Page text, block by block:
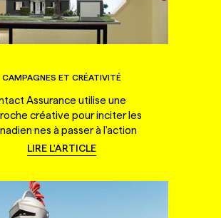
CAMPAGNES ET CRÉATIVITÉ
Assurance utilise une
créative pour inciter les
à passer à l'action
LIRE L'ARTICLE